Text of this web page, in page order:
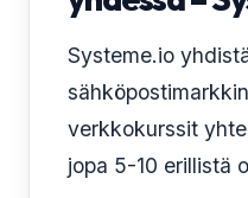
Systeme.io
verkkokurssit
jopa 5-10 erillistä